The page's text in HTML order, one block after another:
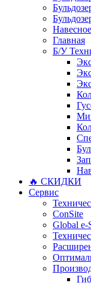
Главная
Б/У
🔥 СКИДКИ
Сервис
ConSite
Global e-